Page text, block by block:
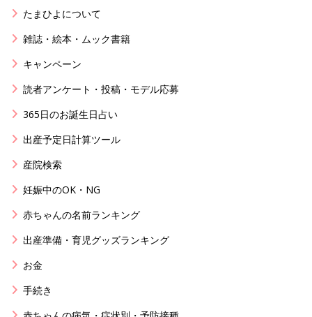
たまひよについて
雑誌・絵本・ムック書籍
キャンペーン
読者アンケート・投稿・モデル応募
365日のお誕生日占い
出産予定日計算ツール
産院検索
妊娠中のOK・NG
赤ちゃんの名前ランキング
出産準備・育児グッズランキング
お金
手続き